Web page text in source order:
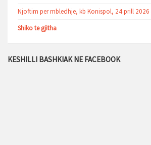
Njoftim per mbledhje, kb Konispol, 24 prill 2026
Shiko te gjitha
KESHILLI BASHKIAK NE FACEBOOK